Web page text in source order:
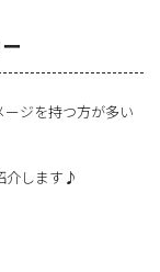
ージを持つ方が多い
介します♪